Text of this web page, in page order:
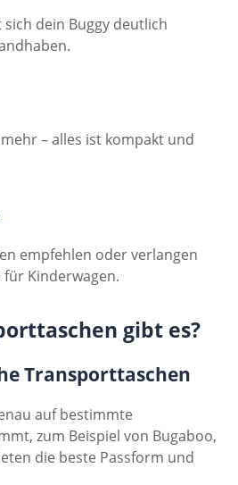
dein Buggy deutlich
– alles ist kompakt und
empfehlen oder verlangen
Kinderwagen.
gibt es?
Transporttaschen
auf bestimmte
zum Beispiel von Bugaboo,
die beste Passform und